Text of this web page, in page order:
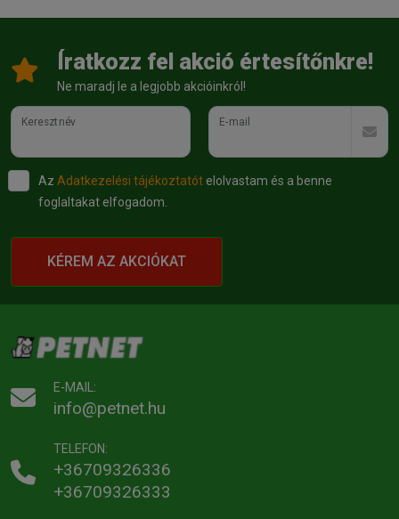
Íratkozz fel akció értesítőnkre!
Ne maradj le a legjobb akcióinkról!
Keresztnév E-mail
Az Adatkezelési tájékoztatót elolvastam és a benne
foglaltakat elfogadom.
KÉREM AZ AKCIÓKAT
E-MAIL:
info@petnet.hu
TELEFON:
+36709326336
+36709326333